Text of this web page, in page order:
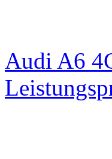
Audi A6